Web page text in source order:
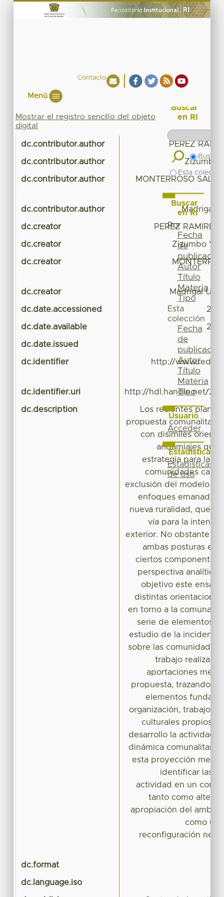
Contacto
Menú
Mostrar el registro sencillo del objeto
digital
dc.contributor.author PEREZ
dc.contributor.author Zizumbo
dc.contributor.author MONTERROSO
dc.contributor.author Madrigal
dc.creator PEREZ
dc.creator Zizumbo
dc.creator
dc.creator Madrigal
dc.date.accessioned
dc.date.available
dc.date.issued
dc.identifier
http://
dc.identifier.uri http://hdl.handle.net/
dc.description
Los recientes
propuesta
con disímiles
andamiajes que
estrategia para la
comunidades
exclusión del modelo
enfoques emanados
nueva ruralidad, que la
vía para la
exterior. No obstante
ambas posturas es
ciertos componentes
perspectiva analítica.
objetivo este
distintas
en torno a la
serie de elementos
estudio de la
sobre las comunidades
trabajo realiza
aportaciones
propuesta, trazando
elementos
organización, trabajo
culturales propios)
desarrollo la actividad
dinámica
esta proyección
identificar las
actividad en un
tanto como
apropiación del
como un
reconfiguración
dc.format
dc.language.iso
Buscar
en RI
Buscar
Esta
Buscar
en RI
Por
Fecha
de
publicación
Autor
Título
Materia
Tipo
Esta
colección
Fecha
de
publicación
Autor
Título
Materia
Tipo
Usuario
Acceder
Estadísticas
Estadísticas
de uso